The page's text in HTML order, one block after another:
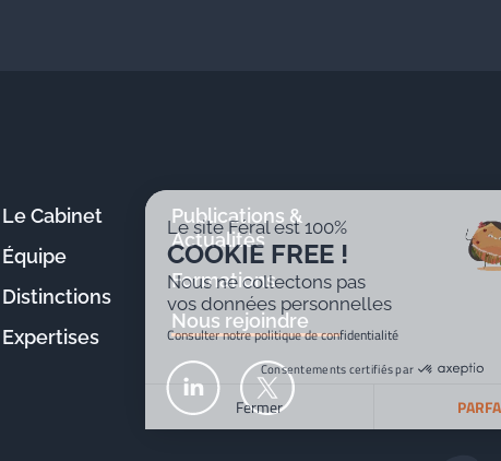
Le Cabinet
Équipe
Distinctions
Expertises
Publications &
Actualités
Formations
Nous rejoindre
Le site Féral est 100%
COOKIE FREE !
Nous ne collectons pas
vos données personnelles
Consulter notre politique de confidentialité
Consentements certifiés par